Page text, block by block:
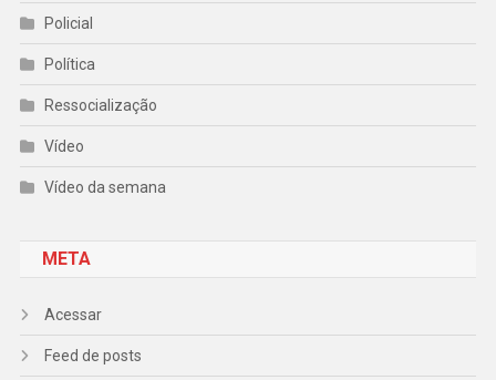
Policial
Política
Ressocialização
Vídeo
Vídeo da semana
META
Acessar
Feed de posts